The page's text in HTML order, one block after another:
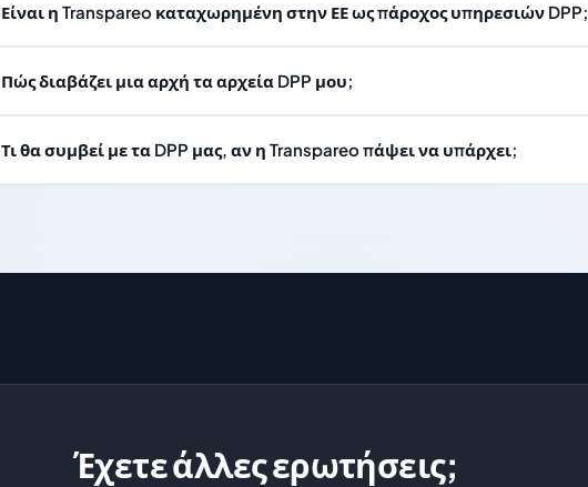
Είναι η Transpareo καταχωρημένη στην ΕΕ ως πάροχος υπηρεσιών DPP;
Πώς διαβάζει μια αρχή τα αρχεία DPP μου;
Τι θα συμβεί με τα DPP μας, αν η Transpareo πάψει να υπάρχει;
Έχετε άλλες ερωτήσεις;